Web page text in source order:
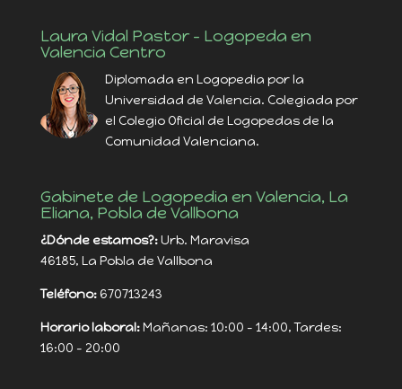
Laura Vidal Pastor – Logopeda en
Valencia Centro
Diplomada en Logopedia por la
Universidad de Valencia. Colegiada por
el Colegio Oficial de Logopedas de la
Comunidad Valenciana.
Gabinete de Logopedia en Valencia, La
Eliana, Pobla de Vallbona
¿Dónde estamos?:Urb. Maravisa
46185, La Pobla de Vallbona
Teléfono:670713243
Horario laboral:Mañanas: 10:00 - 14:00, Tardes:
16:00 - 20:00